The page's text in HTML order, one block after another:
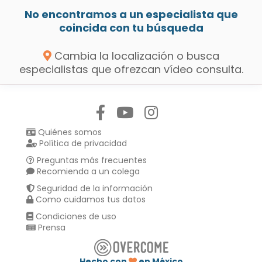
No encontramos a un especialista que
coincida con tu búsqueda
Cambia la localización o busca
especialistas que ofrezcan vídeo consulta.
Quiénes somos
Política de privacidad
Preguntas más frecuentes
Recomienda a un colega
Seguridad de la información
Como cuidamos tus datos
Condiciones de uso
Prensa